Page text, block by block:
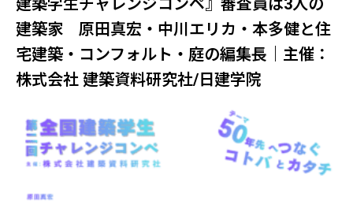
建築学生チャレンジコンペ』審査員は3人の
建築家 原田真宏・中川エリカ・本多健と住
宅建築・コンフォルト・庭の編集長｜主催：
株式会社 建築資料研究社/日建学院